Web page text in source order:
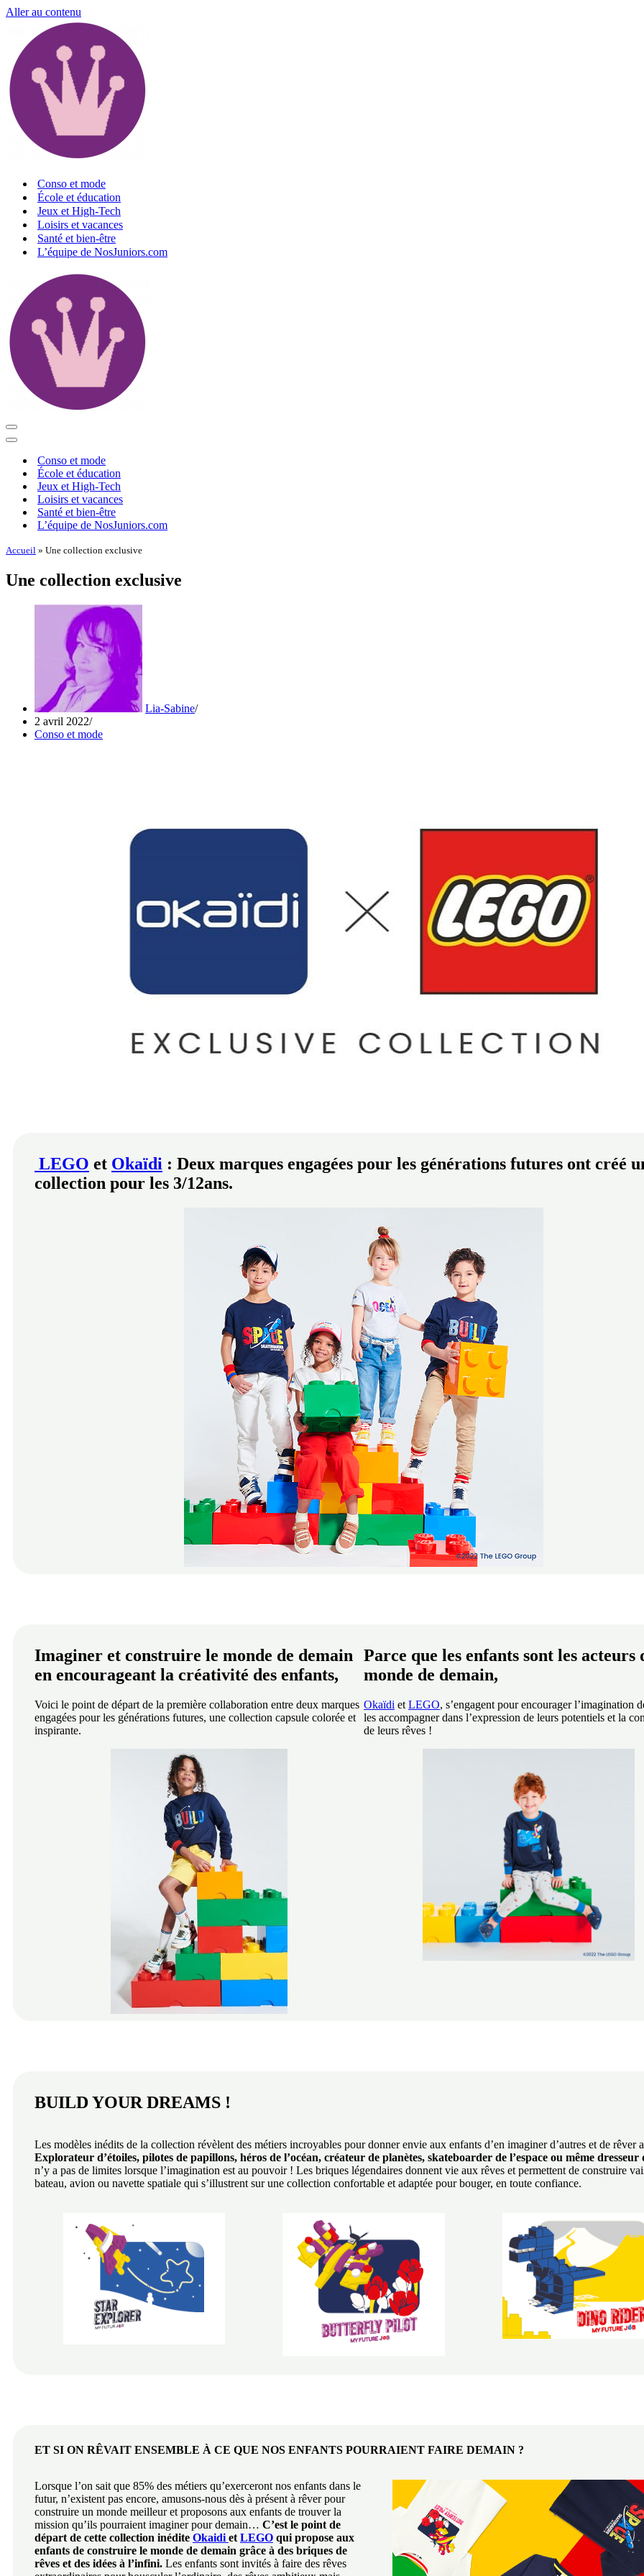
Aller au contenu
Conso et mode
École et éducation
Jeux et High-Tech
Loisirs et vacances
Santé et bien-être
L’équipe de NosJuniors.com
Menu
de
Menu
navigationConso et mode
École et éducation
Jeux et High-Tech
Loisirs et vacances
Santé et bien-être
L’équipe de NosJuniors.com
Accueil » Une collection exclusive
Une collection exclusive
Lia-Sabine
2 avril 2022
Conso et mode
LEGO et Okaïdi : Deux marques engagées pour les générations futures ont créé
collection pour les 3/12ans.
Imaginer et construire le monde de demain
en encourageant la créativité des enfants,
Voici le point de départ de la première collaboration entre deux marques
engagées pour les générations futures, une collection capsule colorée et
inspirante.
Parce que les enfants sont les acteurs
monde de demain,
Okaïdi etLEGO, s’engagent pour encourager l’imagination
les accompagner dans l’expression de leurs potentiels et la
de leurs rêves !
BUILD YOUR DREAMS !
Les modèles inédits de la collection révèlent des métiers incroyables pour donner envie aux enfants d’en imaginer d’autres et de
Explorateur d’étoiles, pilotes de papillons, héros de l’océan, créateur de planètes, skateboarder de l’espace ou même dresseur
n’y a pas de limites lorsque l’imagination est au pouvoir ! Les briques légendaires donnent vie aux rêves et permettent de construire
bateau, avion ou navette spatiale qui s’illustrent sur une collection confortable et adaptée pour bouger, en toute confiance.
ET SI ON RÊVAIT ENSEMBLE À CE QUE NOS ENFANTS POURRAIENT FAIRE DEMAIN ?
Lorsque l’on sait que 85% des métiers qu’exerceront nos enfants dans le
futur, n’existent pas encore, amusons-nous dès à présent à rêver pour
construire un monde meilleur et proposons aux enfants de trouver la
mission qu’ils pourraient imaginer pour demain… C’est le point de
départ de cette collection inédite Okaidi et LEGO qui propose aux
enfants de construire le monde de demain grâce à des briques de
rêves et des idées à l’infini. Les enfants sont invités à faire des rêves